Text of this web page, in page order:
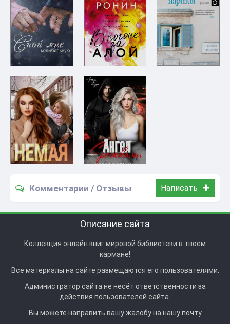
Комментарии / Отзывы Написать
Описание сайта
Коллекция онлайн книг мировой библиотеки в твоем
кармане!
Все материалы на сайте размещаются его пользователями.
Администратор сайта не несёт ответственности за
действия пользователей сайта.
Вы можете направить вашу жалобу на нашу почту